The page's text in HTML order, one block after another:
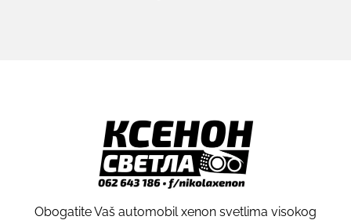
Obogatite Vaš automobil xenon svetlima visokog